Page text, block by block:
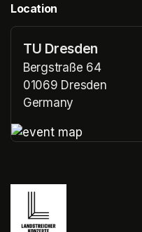
Location
TU Dresden
Bergstraße 64
01069 Dresden
Germany